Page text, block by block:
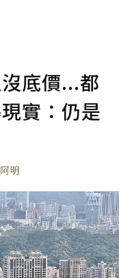
底價...都
實：仍是
明